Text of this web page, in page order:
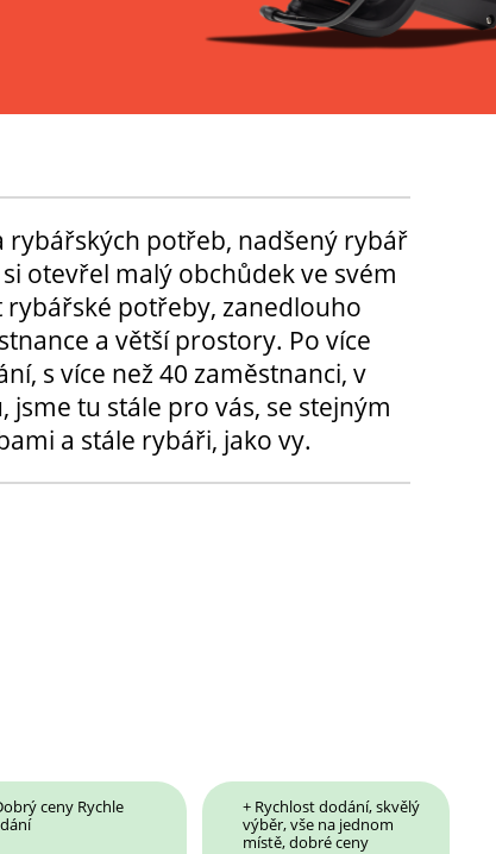
rybářských potřeb, nadšený rybář
otevřel malý obchůdek ve svém
rybářské potřeby, zanedlouho
a větší prostory. Po více
s více než 40 zaměstnanci, v
jsme tu stále pro vás, se stejným
a stále rybáři, jako vy.
ceny Rychle
+ Rychlost dodání, skvělý
výběr, vše na jednom
místě, dobré ceny